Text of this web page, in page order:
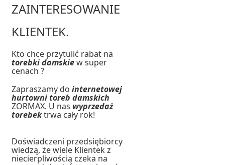
ZAINTERESOWANIE
KLIENTEK.
Kto chce przytulić rabat na
torebki damskiew super
cenach ?
Zapraszamy dointernetowej
hurtowni toreb damskich
ZORMAX. U nas wyprzedaż
torebektrwa cały rok!
Doświadczeni przedsiębiorcy
wiedzą, że wiele Klientek z
niecierpliwością czeka na